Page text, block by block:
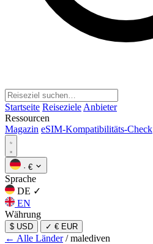
Startseite Reiseziele Anbieter
Ressourcen
Magazin eSIM-Kompatibilitäts-Check
· €
Sprache
DE ✓
EN
Währung
$ USD ✓ € EUR
← Alle Länder / malediven